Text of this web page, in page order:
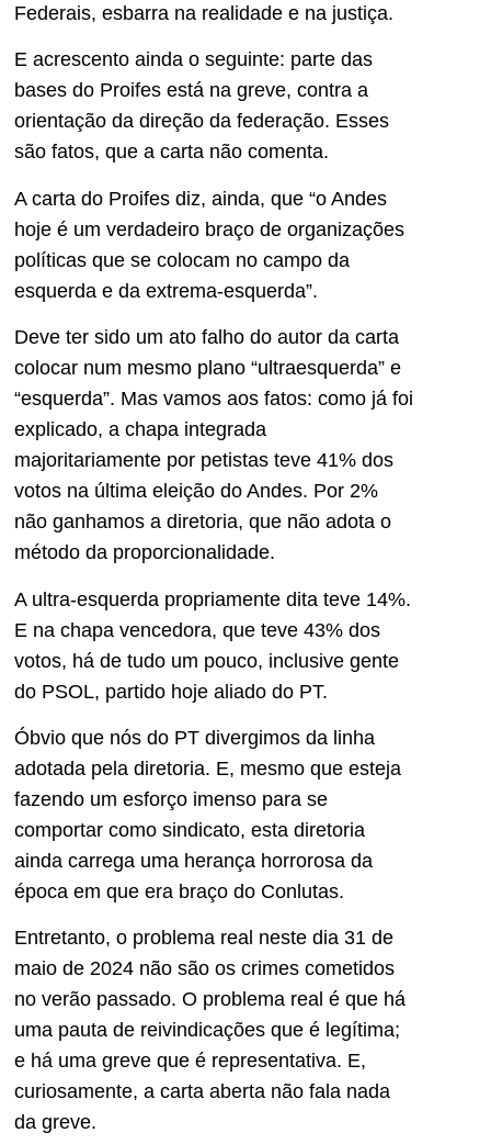
Federais, esbarra na realidade e na justiça.
E acrescento ainda o seguinte: parte das
bases do Proifes está na greve, contra a
orientação da direção da federação. Esses
são fatos, que a carta não comenta.
A carta do Proifes diz, ainda, que “o Andes
hoje é um verdadeiro braço de organizações
políticas que se colocam no campo da
esquerda e da extrema-esquerda”.
Deve ter sido um ato falho do autor da carta
colocar num mesmo plano “ultraesquerda” e
“esquerda”. Mas vamos aos fatos: como já foi
explicado, a chapa integrada
majoritariamente por petistas teve 41% dos
votos na última eleição do Andes. Por 2%
não ganhamos a diretoria, que não adota o
método da proporcionalidade.
A ultra-esquerda propriamente dita teve 14%.
E na chapa vencedora, que teve 43% dos
votos, há de tudo um pouco, inclusive gente
do PSOL, partido hoje aliado do PT.
Óbvio que nós do PT divergimos da linha
adotada pela diretoria. E, mesmo que esteja
fazendo um esforço imenso para se
comportar como sindicato, esta diretoria
ainda carrega uma herança horrorosa da
época em que era braço do Conlutas.
Entretanto, o problema real neste dia 31 de
maio de 2024 não são os crimes cometidos
no verão passado. O problema real é que há
uma pauta de reivindicações que é legítima;
e há uma greve que é representativa. E,
curiosamente, a carta aberta não fala nada
da greve.